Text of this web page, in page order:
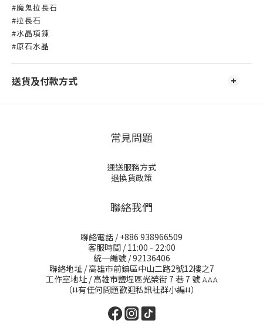
#魔鬼拉長石
#拉長石
#水晶項鍊
#原石水晶
送貨及付款方式
常見問題
運送服務方式
退換貨政策
聯絡我們
聯絡電話 / +886 938966509
客服時間 / 11:00 - 22:00
統一編號 / 92136406
聯絡地址 / 高雄市前鎮區中山二路2號12樓之7
工作室地址 / 高雄市鹽埕區光榮街 7 巷 7 號𖤂𖤂𖤂
（⭣⭣有任何問題歡迎私訊社群小編⭣⭣）